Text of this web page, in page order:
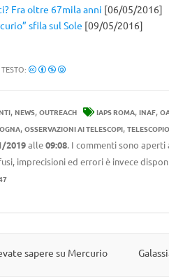
Fra oltre 67mila anni [06/05/2016]
sfila sul Sole [09/05/2016]
, NEWS, OUTREACH IAPS ROMA, INAF,
, OSSERVAZIONI AI TELESCOPI,
2019alle09:08. I commenti sono aperti
imprecisioni ed errori è invece
sapere su Mercurio